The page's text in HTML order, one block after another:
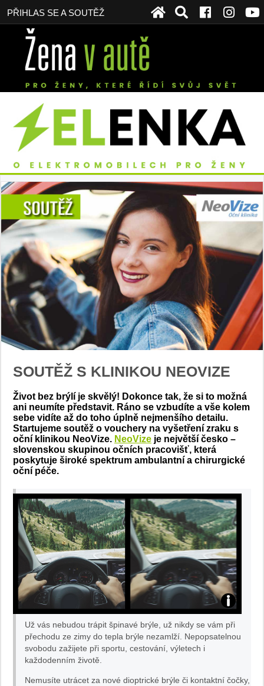
PŘIHLAS SE A SOUTĚŽ
SOUTĚŽ S KLINIKOU NEOVIZE
Život bez brýlí je skvělý! Dokonce tak, že si to možná
ani neumíte představit. Ráno se vzbudíte a vše kolem
sebe vidíte až do toho úplně nejmenšího detailu.
Startujeme soutěž o vouchery na vyšetření zraku s
oční klinikou NeoVize. NeoVize je největší česko –
slovenskou skupinou očních pracovišť, která
poskytuje široké spektrum ambulantní a chirurgické
oční péče.
Už vás nebudou trápit špinavé brýle, už nikdy se vám při
přechodu ze zimy do tepla brýle nezamlží. Nepopsatelnou
svobodu zažijete při sportu, cestování, výletech i
každodenním životě.
Nemusíte utrácet za nové dioptrické brýle či kontaktní čočky,